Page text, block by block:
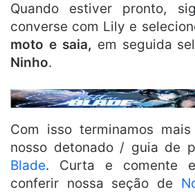
Quando estiver pronto,
converse com Lily e
moto e saia, em seguida
Ninho.
Com isso terminamos
nosso detonado / guia de
Blade. Curta e comente
conferir nossa seção de